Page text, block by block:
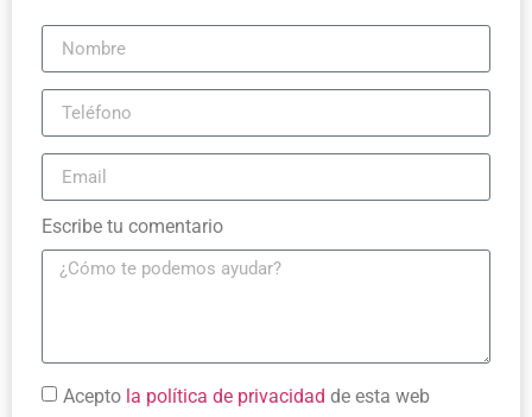
Escribe tu comentario
Acepto la política de privacidad de esta web